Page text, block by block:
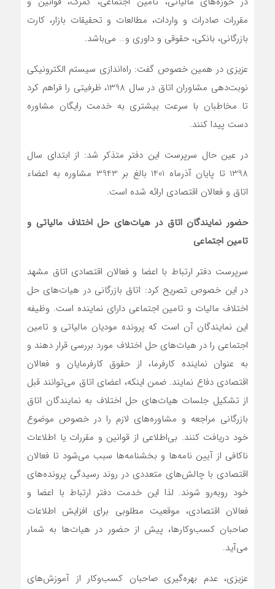
مقررات صادرات و واردات، مطالعات و تحقیقات بازار، کارت
بازرگانی، بانکی، حقوقی و داوری و… می‌باشد.
عزیزی در همین خصوص گفت: راه‌اندازی سیستم الکترونیکی
نوبت‌دهی مشاوران اتاق در سال 1398، ظرفیتی را فراهم کرد
تا مخاطبان با سرعت بیشتری به خدمت رایگان مشاوره
دست پیدا کنند.
در عین حال سرپرست این دفتر متذکر شد: از ابتدای سال
1398 تا پایان آذرماه 1401 بالغ بر 3943 مشاوره به اعضاء
اتاق و فعالان اقتصادی ارائه شده است.
حضور نمایندگان اتاق در هیات‌های حل اختلاف مالیاتی و
تامین اجتماعی
سرپرست دفتر ارتباط با اعضا و فعالان اقتصادی اتاق مشهد
در این خصوص تصریح کرد: اتاق بازرگانی در هیات‌های حل
اختلاف مالیات و تامین اجتماعی دارای نماینده است. وظیفه
این نمایندگان آن است که پرونده مودیان مالیاتی و تامین
اجتماعی را در هیات‌های حل اختلاف مورد بررسی قرار دهند و
به عنوان نماینده کارفرما، از حقوق کارفرمایان و فعالان
اقتصادی دفاع نمایند. ضمن اینکه، اعضای اتاق می‌توانند قبل
از تشکیل جلسات هیات‌های حل اختلاف به نمایندگان اتاق
بازرگانی مراجعه و مشاوره‌های لازم را در خصوص موضوع
خود دریافت کنند. بی‌اطلاعی از قوانین و مقررات یا اطلاعات
ناکافی از آیین نامه‌ها و بخشنامه‌ها سبب می‌شود تا فعالان
اقتصادی با چالش‌های متعددی در روند رسیدگی پرونده‌های
خود روبه‌رو شوند. لذا این خدمت دفتر ارتباط با اعضا و
فعالان اقتصادی، موقعیت مطلوبی برای افزایش اطلاعات
صاحبان کسب‌وکارها، پیش از حضور در هیات‌ها به شمار
می‌آید.
عزیزی، عدم بهره‌گیری صاحبان کسب‌وکار از آموزش‌های